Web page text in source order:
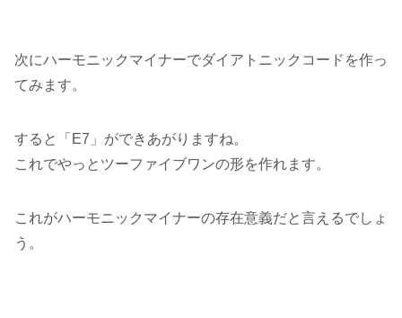
次にハーモニックマイナーでダイアトニックコードを作っ
てみます。
すると「E7」ができあがりますね。
これでやっとツーファイブワンの形を作れます。
これがハーモニックマイナーの存在意義だと言えるでしょ
う。